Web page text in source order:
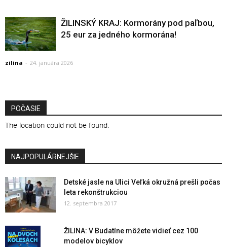
ŽILINSKÝ KRAJ: Kormorány pod paľbou,
25 eur za jedného kormorána!
zilina - 24. januára 2026
POČASIE
The location could not be found.
NAJPOPULÁRNEJŠIE
Detské jasle na Ulici Veľká okružná prešli počas
leta rekonštrukciou
12. septembra 2017
ŽILINA: V Budatíne môžete vidieť cez 100
modelov bicyklov